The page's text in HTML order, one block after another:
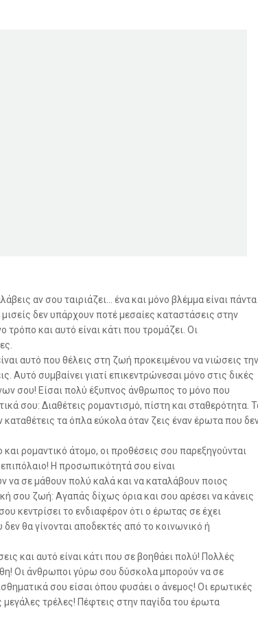
αν σου ταιριάζει… ένα και μόνο βλέμμα είναι πάντα
δεν υπάρχουν ποτέ μεσαίες καταστάσεις στην
και αυτό είναι κάτι που τρομάζει. Οι
αυτό που θέλεις στη ζωή προκειμένου να νιώσεις την
Αυτό συμβαίνει γιατί επικεντρώνεσαι μόνο στις δικές
σου! Είσαι πολύ έξυπνος άνθρωπος το μόνο που
σου: Διαθέτεις ρομαντισμό, πίστη και σταθερότητα.
τα όπλα εύκολα όταν ζεις έναν έρωτα που
ρομαντικό άτομο, οι προθέσεις σου παρεξηγούνται
Η προσωπικότητά σου είναι
να σε μάθουν πολύ καλά και να καταλάβουν ποιος
σου ζωή: Αγαπάς δίχως όρια και σου αρέσει να κάνεις
κεντρίσει το ενδιαφέρον ότι ο έρωτας σε έχει
θα γίνονται αποδεκτές από το κοινωνικό ή
και αυτό είναι κάτι που σε βοηθάει πολύ! Πολλές
Οι άνθρωποι γύρω σου δύσκολα μπορούν να σε
σου είσαι όπου φυσάει ο άνεμος! Οι ερωτικές
μεγάλες τρέλες! Πέφτεις στην παγίδα του έρωτα